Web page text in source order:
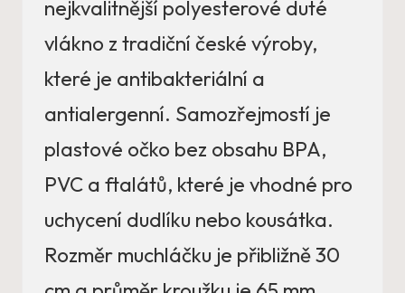
nejkvalitnější polyesterové duté
vlákno z tradiční české výroby,
které je antibakteriální a
antialergenní. Samozřejmostí je
plastové očko bez obsahu BPA,
PVC a ftalátů, které je vhodné pro
uchycení dudlíku nebo kousátka.
Rozměr muchláčku je přibližně 30